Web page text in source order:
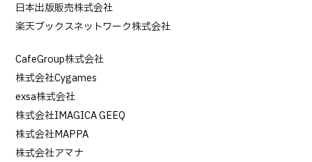
日本出版販売株式会社
楽天ブックスネットワーク株式会社
CafeGroup株式会社
株式会社Cygames
exsa株式会社
株式会社IMAGICA GEEQ
株式会社MAPPA
株式会社アマナ